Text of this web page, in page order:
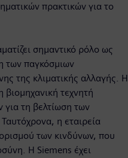
πρακτικών για το
σημαντικό ρόλο ως
των παγκόσμιων
της κλιματικής αλλαγής. Η
βιομηχανική τεχνητή
τη βελτίωση των
η εταιρεία
των κινδύνων, που
Η Siemens έχει